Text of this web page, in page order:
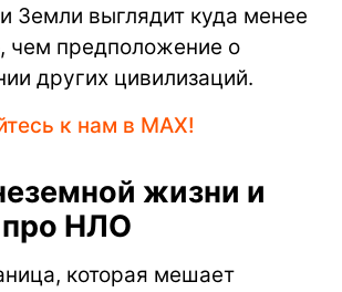
Земли выглядит куда менее
чем предположение о
других цивилизаций.
к нам в MAX!
жизни и
про НЛО
которая мешает